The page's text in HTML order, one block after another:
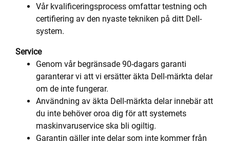
Vår kvalificeringsprocess omfattar testning och
certifiering av den nyaste tekniken på ditt Dell-
system.
Service
Genom vår begränsade 90-dagars garanti
garanterar vi att vi ersätter äkta Dell-märkta delar
om de inte fungerar.
Användning av äkta Dell-märkta delar innebär att
du inte behöver oroa dig för att systemets
maskinvaruservice ska bli ogiltig.
Garantin gäller inte delar som inte kommer från